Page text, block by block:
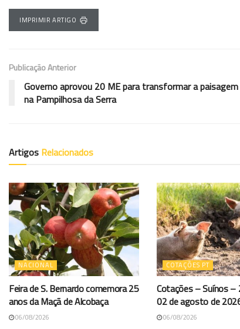
IMPRIMIR ARTIGO
Publicação Anterior
Governo aprovou 20 ME para transformar a
na Pampilhosa da Serra
Artigos Relacionados
NACIONAL
Feira de S. Bernardo comemora 25
anos da Maçã de Alcobaça
06/08/2026
COTAÇÕES PT
Cotações – Suínos –
02 de agosto de
06/08/2026